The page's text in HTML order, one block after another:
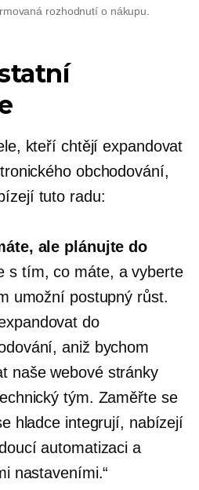
rozhodnutí o nákupu.
kteří chtějí expandovat
obchodování,
tuto radu:
ale plánujte do
s tím, co máte, a vyberte
umožní postupný růst.
do
aniž bychom
naše webové stránky
tým. Zaměřte se
hladce integrují, nabízejí
automatizaci a
nastaveními.“